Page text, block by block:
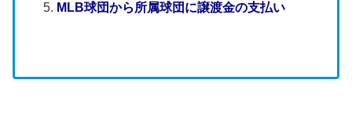
MLB球団から所属球団に譲渡金の支払い